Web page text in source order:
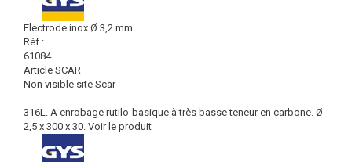
Electrode inox Ø 3,2 mm
Réf :
61084
Article SCAR
Non visible site Scar
316L. A enrobage rutilo-basique à très basse teneur en carbone. Ø
2,5 x 300 x 30. Voir le produit